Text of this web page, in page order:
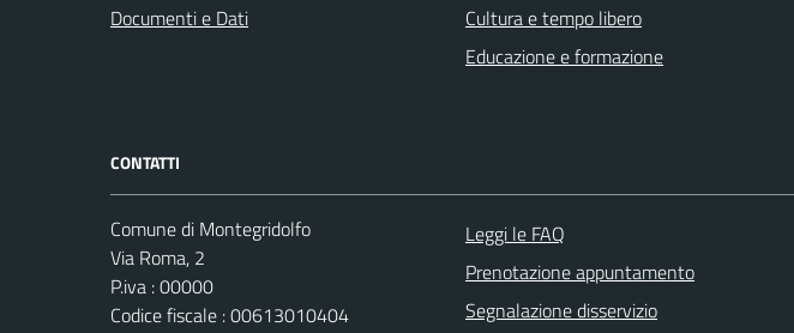
Documenti e Dati
Cultura e tempo libero
Educazione e formazione
CONTATTI
Comune di Montegridolfo
Via Roma, 2
P.iva : 00000
Codice fiscale : 00613010404
Leggi le FAQ
Prenotazione appuntamento
Segnalazione disservizio